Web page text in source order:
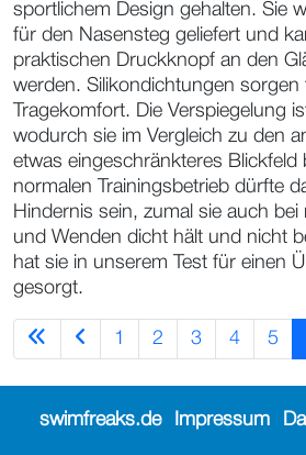
sportlichem Design gehalten. Sie
für den Nasensteg geliefert und
praktischen Druckknopf an den
werden. Silikondichtungen sorgen
Tragekomfort. Die Verspiegelung
wodurch sie im Vergleich zu den
etwas eingeschränkteres Blickfeld
normalen Trainingsbetrieb dürfte
Hindernis sein, zumal sie auch
und Wenden dicht hält und nicht
hat sie in unserem Test für einen
gesorgt.
1 2 3 4 5
swimfreaks.de Impressum